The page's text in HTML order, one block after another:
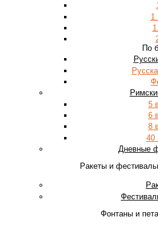
По
5
6
8
40
Дневные
Ракеты и
Фонтаны и